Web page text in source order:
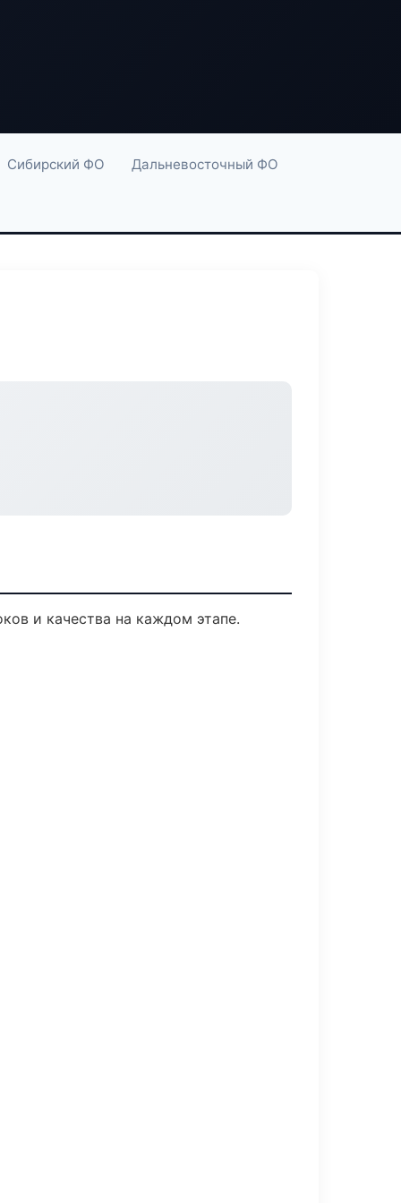
Сибирский ФО Дальневосточный ФО
и качества на каждом этапе.